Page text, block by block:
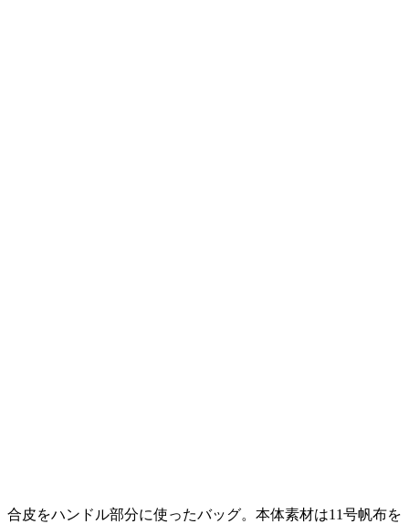
合皮をハンドル部分に使ったバッグ。本体素材は11号帆布を